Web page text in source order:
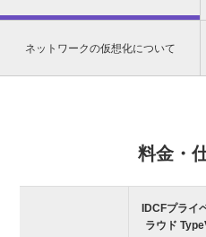
ネットワークの仮想化について
料金・
IDCFプライ
ラウド